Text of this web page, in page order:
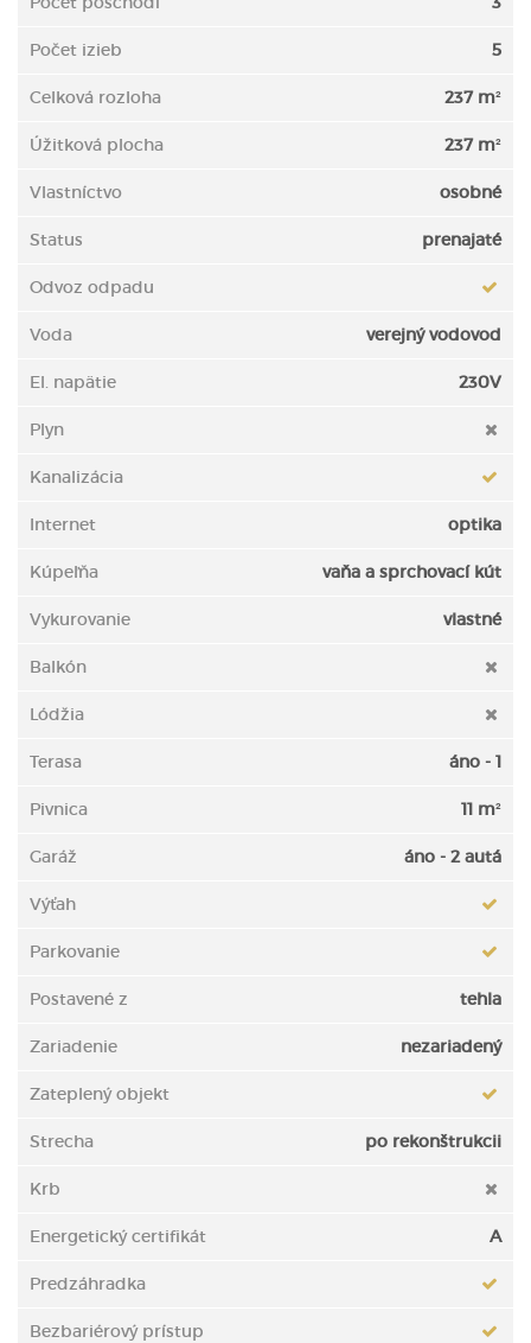
Počet izieb 5
Celková rozloha 237 m²
Úžitková plocha 237 m²
Vlastníctvo osobné
Status prenajaté
Odvoz odpadu
Voda verejný vodovod
El. napätie 230V
Plyn
Kanalizácia
Internet optika
Kúpeľňa vaňa a sprchovací kút
Vykurovanie vlastné
Balkón
Lódžia
Terasa áno - 1
Pivnica 11 m²
Garáž áno - 2 autá
Výťah
Parkovanie
Postavené z tehla
Zariadenie nezariadený
Zateplený objekt
Strecha po rekonštrukcii
Krb
Energetický certifikát A
Predzáhradka
Bezbariérový prístup